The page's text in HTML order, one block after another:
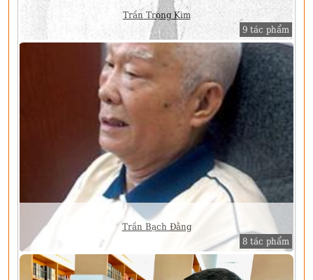
Trần Trọng Kim
9 tác phẩm
Trần Bạch Đằng
8 tác phẩm